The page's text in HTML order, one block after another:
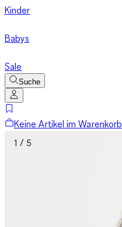
Kinder
Babys
Sale
Suche
Keine Artikel im Warenkorb
1 / 5